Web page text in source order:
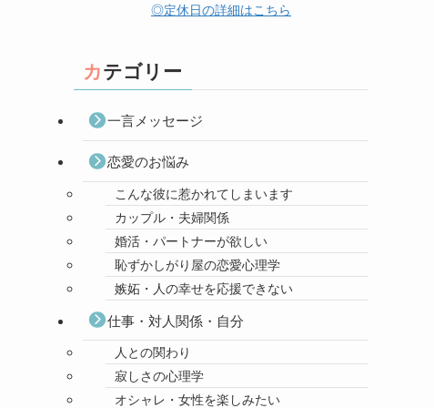
◎定休日の詳細はこちら
カテゴリー
一言メッセージ
恋愛のお悩み
こんな彼に惹かれてしまいます
カップル・夫婦関係
婚活・パートナーが欲しい
恥ずかしがり屋の恋愛心理学
嫉妬・人の幸せを応援できない
仕事・対人関係・自分
人との関わり
寂しさの心理学
オシャレ・女性を楽しみたい